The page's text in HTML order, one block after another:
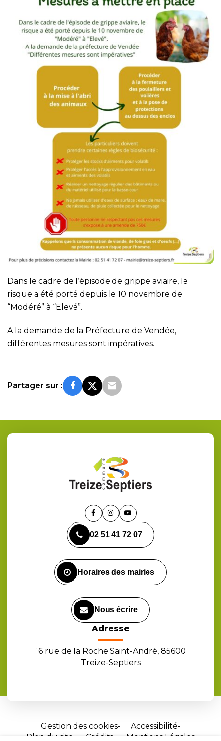
Dans le cadre de l’épisode de grippe aviaire, le
risque a été porté depuis le 10 novembre de
“Modéré” à “Elevé”.
A la demande de la Préfecture de Vendée,
différentes mesures sont impératives.
Partager sur :
Lien
le
compte
Lien
le
compte
Lien
la
chaîne
02 51 41 72 07
Horaires des mairies
Nous écrire
Adresse
16 rue de la Roche Saint-André, 85600
Treize-Septiers
Gestion des cookies
Accessibilité
Plan du site
Crédits Mentions Légales